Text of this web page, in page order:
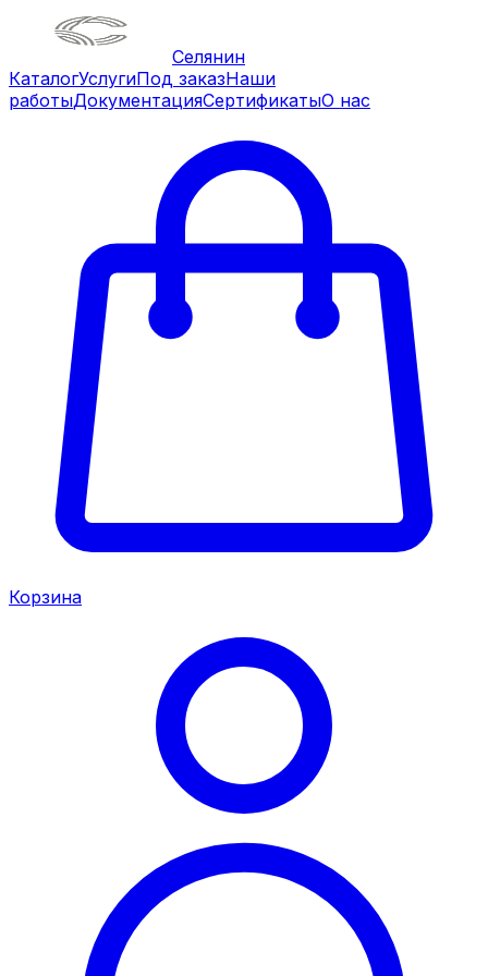
Селянин
КаталогУслугиПод заказНаши
работыДокументацияСертификатыО нас
Корзина